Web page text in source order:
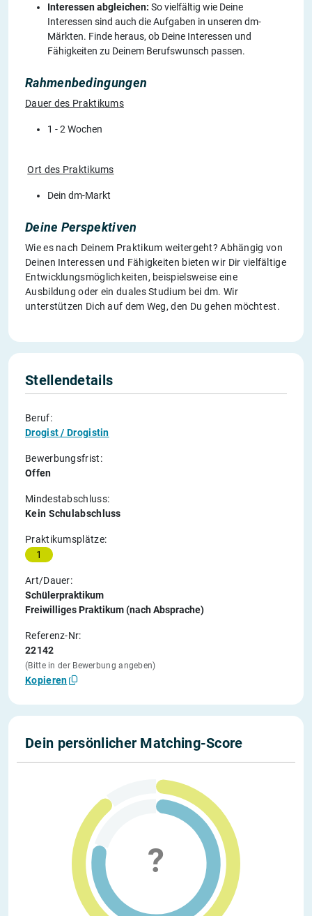
Interessen abgleichen: So vielfältig wie Deine
Interessen sind auch die Aufgaben in unseren dm-
Märkten. Finde heraus, ob Deine Interessen und
Fähigkeiten zu Deinem Berufswunsch passen.
Rahmenbedingungen
Dauer des Praktikums
1 - 2 Wochen
Ort des Praktikums
Dein dm-Markt
Deine Perspektiven
Wie es nach Deinem Praktikum weitergeht? Abhängig von
Deinen Interessen und Fähigkeiten bieten wir Dir vielfältige
Entwicklungsmöglichkeiten, beispielsweise eine
Ausbildung oder ein duales Studium bei dm. Wir
unterstützen Dich auf dem Weg, den Du gehen möchtest.
Stellendetails
Beruf:
Drogist / Drogistin
Bewerbungsfrist:
Offen
Mindestabschluss:
Kein Schulabschluss
Praktikumsplätze:
1
Art/Dauer:
Schülerpraktikum
Freiwilliges Praktikum (nach Absprache)
Referenz-Nr:
22142
(Bitte in der Bewerbung angeben)
Kopieren
Dein persönlicher Matching-Score